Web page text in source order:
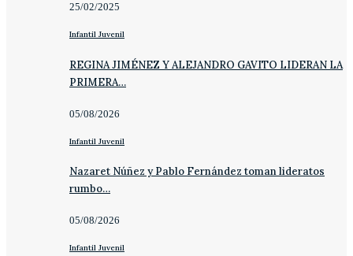
25/02/2025
Infantil Juvenil
REGINA JIMÉNEZ Y ALEJANDRO GAVITO LIDERAN LA
PRIMERA…
05/08/2026
Infantil Juvenil
Nazaret Núñez y Pablo Fernández toman lideratos
rumbo…
05/08/2026
Infantil Juvenil